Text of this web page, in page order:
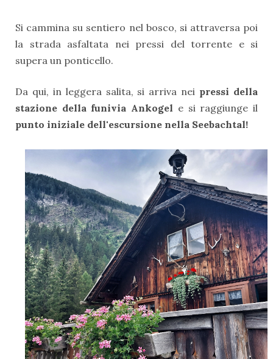
Si cammina su sentiero nel bosco, si attraversa poi
la strada asfaltata nei pressi del torrente e si
supera un ponticello.
Da qui, in leggera salita, si arriva nei pressi della
stazione della funivia Ankogel e si raggiunge il
punto iniziale dell'escursione nella Seebachtal!